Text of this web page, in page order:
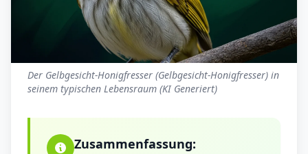
Der Gelbgesicht-Honigfresser (Gelbgesicht-Honigfresser) in
seinem typischen Lebensraum (KI Generiert)
Zusammenfassung: